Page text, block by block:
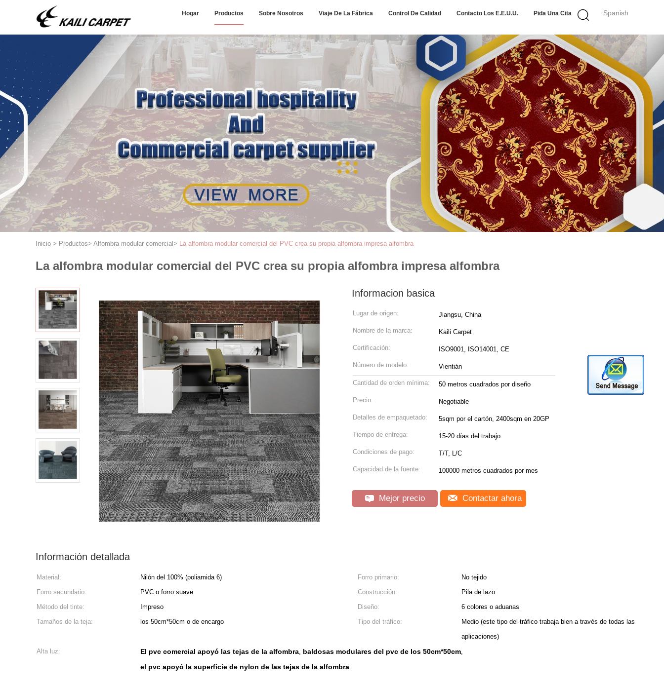
Spanish
Hogar Productos Sobre Nosotros Viaje De La Fábrica Control De Calidad Contacto Los E.E.U.U. Pida Una Cita
Inicio > Productos> Alfombra modular comercial > La alfombra modular comercial del PVC crea su propia alfombra impresa alfombra
La alfombra modular comercial del PVC crea su propia alfombra impresa alfombra
Informacion basica
Lugar de origen: Jiangsu, China
Nombre de la marca: Kaili Carpet
Certificación: ISO9001, ISO14001, CE
Número de modelo: Vientián
Cantidad de orden mínima: 50 metros cuadrados por diseño
Precio: Negotiable
Detalles de empaquetado: 5sqm por el cartón, 2400sqm en 20GP
Tiempo de entrega: 15-20 días del trabajo
Condiciones de pago: T/T, L/C
Capacidad de la fuente: 100000 metros cuadrados por mes
Mejor precio Contactar ahora
Información detallada
Material: Nilón del 100% (poliamida 6) Forro primario:
No tejido
Forro secundario:
PVC o forro suave Construcción:
Pila de lazo
Método del tinte:
Impreso Diseño:
6 colores o aduanas
Tamaños de la teja:
los 50cm*50cm o de encargo Tipo del tráfico:
Medio (este tipo del tráfico trabaja bien a través de todas las
aplicaciones)
Alta luz:
El pvc comercial apoyó las tejas de la alfombra, baldosas modulares del pvc de los 50cm*50cm,
el pvc apoyó la superficie de nylon de las tejas de la alfombra